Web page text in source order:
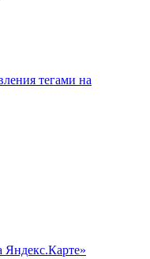
тегами на
Яндекс.Карте»